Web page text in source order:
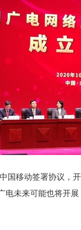
国移动签署协议，
电未来可能也将开展